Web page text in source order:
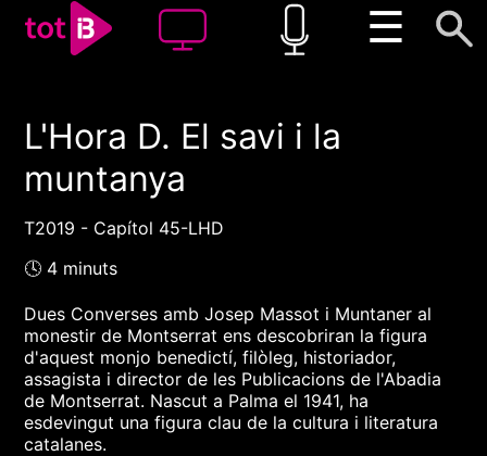
☰
00:00 00:00
1x
L'Hora D. El savi i la
muntanya
T2019 - Capítol 45-LHD
🕓 4 minuts
Dues Converses amb Josep Massot i Muntaner al
monestir de Montserrat ens descobriran la figura
d'aquest monjo benedictí, filòleg, historiador,
assagista i director de les Publicacions de l'Abadia
de Montserrat. Nascut a Palma el 1941, ha
esdevingut una figura clau de la cultura i literatura
catalanes.